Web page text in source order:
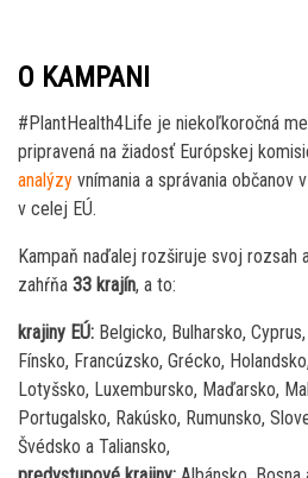
O KAMPANI
#PlantHealth4Life je niekoľkoročná
pripravená na žiadosť Európskej
analýzy vnímania a správania občanov
v celej EÚ.
Kampaň naďalej rozširuje svoj rozsah
zahŕňa 33 krajín, a to:
krajiny EÚ: Belgicko, Bulharsko,
Fínsko, Francúzsko, Grécko,
Lotyšsko, Luxembursko, Maďarsko,
Portugalsko, Rakúsko, Rumunsko,
Švédsko a Taliansko,